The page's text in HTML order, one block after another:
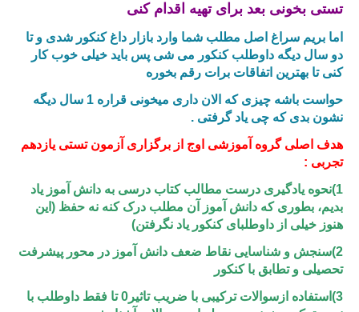
تستی بخونی بعد برای تهیه اقدام کنی
اما بریم سراغ اصل مطلب شما وارد بازار داغ کنکور شدی و تا
دو سال دیگه داوطلب کنکور می شی پس باید خیلی خوب کار
کنی تا بهترین اتفاقات برات رقم بخوره
حواست باشه چیزی که الان داری میخونی قراره 1 سال دیگه
نشون بدی که چی یاد گرفتی .
هدف اصلی گروه آموزشی اوج از برگزاری آزمون تستی یازدهم
تجربی :
1)نحوه یادگیری درست مطالب کتاب درسی به دانش آموز یاد
بدیم، بطوری که دانش آموز آن مطلب درک کنه نه حفظ (این
هنوز خیلی از داوطلبای کنکور یاد نگرفتن)
2)سنجش و شناسایی نقاط ضعف دانش آموز در محور پیشرفت
تحصیلی و تطابق با کنکور
3)استفاده ازسوالات ترکیبی با ضریب تاثیر0 تا فقط داوطلب با